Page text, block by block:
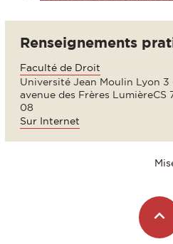
Renseignements
Faculté de Droit
Université Jean Moulin Lyon 3
avenue des Frères LumièreCS
08
Sur Internet